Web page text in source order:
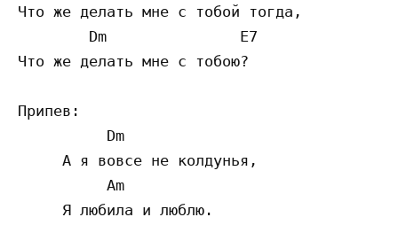
Что же делать мне с тобой тогда,
        Dm               E7
Что же делать мне с тобою?
Припев:
          Dm
     А я вовсе не колдунья,
          Am
     Я любила и люблю.